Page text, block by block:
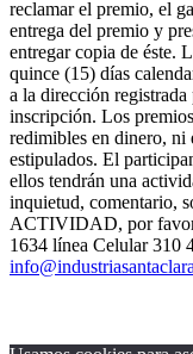
reclamar el premio, el
entrega del premio y
entregar copia de éste.
quince (15) días
a la dirección
inscripción. Los
redimibles en dinero, ni
estipulados. El
ellos tendrán una
inquietud, comentario,
ACTIVIDAD, por favor
1634 línea Celular 310